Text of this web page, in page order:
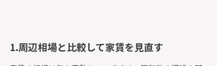
1.周辺相場と比較して家賃を見直す